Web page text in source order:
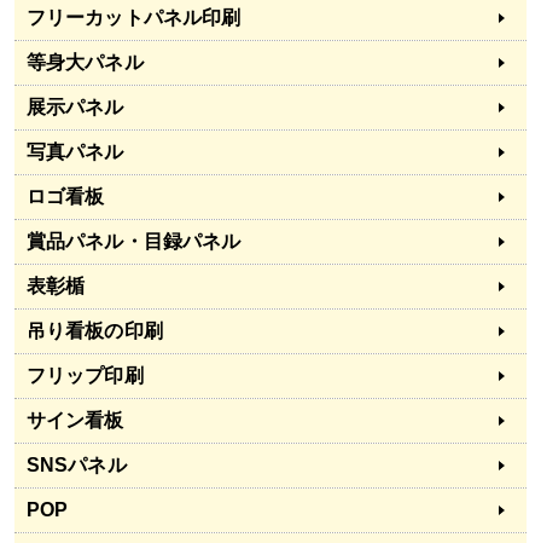
フリーカットパネル印刷
等身大パネル
展示パネル
写真パネル
ロゴ看板
賞品パネル・目録パネル
表彰楯
吊り看板の印刷
フリップ印刷
サイン看板
SNSパネル
POP